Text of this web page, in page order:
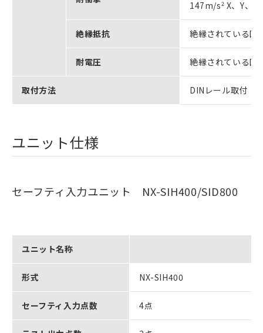
147m/s2 X、Y、Z
絶縁抵抗 絶縁されている回
耐電圧 絶縁されている回
取付方法 DINレール取付（
ユニット仕様
セーフティ入力ユニット NX-SIH400/SID800
ユニット名称
形式 NX-SIH400
セーフティ入力点数 4点